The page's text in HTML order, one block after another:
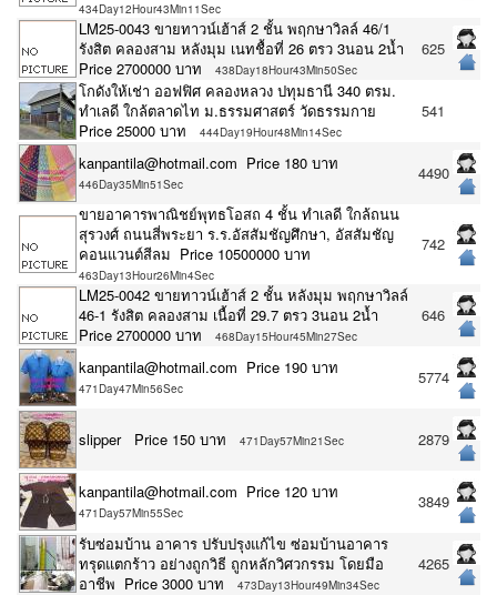
434Day12Hour43Min11Sec
LM25-0043 ขายทาวน์เฮ้าส์ 2 ชั้น พฤกษาวิลล์ 46/1
รังสิต คลองสาม หลังมุม เนทชื้อที่ 26 ตรว 3นอน 2น้ำ
Price 2700000 บาท
438Day18Hour43Min50Sec
625
โกดังให้เช่า ออฟฟิศ คลองหลวง ปทุมธานี 340 ตรม.
ทำเลดี ใกล้ตลาดไท ม.ธรรมศาสตร์ วัดธรรมกาย
Price 25000 บาท
444Day19Hour48Min14Sec
541
kanpantila@hotmail.com Price 180 บาท
446Day35Min51Sec
4490
ขายอาคารพาณิชย์พุทธโอสถ 4 ชั้น ทำเลดี ใกล้ถนน
สุรวงศ์ ถนนสี่พระยา ร.ร.อัสสัมชัญศึกษา, อัสสัมชัญ
คอนแวนต์สีลม Price 10500000 บาท
463Day13Hour26Min4Sec
742
LM25-0042 ขายทาวน์เฮ้าส์ 2 ชั้น หลังมุม พฤกษาวิลล์
46-1 รังสิต คลองสาม เนื้อที่ 29.7 ตรว 3นอน 2น้ำ
Price 2700000 บาท
468Day15Hour45Min27Sec
646
kanpantila@hotmail.com Price 190 บาท
471Day47Min56Sec
5774
slipper Price 150 บาท 471Day57Min21Sec 2879
kanpantila@hotmail.com Price 120 บาท
471Day57Min55Sec
3849
รับซ่อมบ้าน อาคาร ปรับปรุงแก้ไข ซ่อมบ้านอาคาร
ทรุดแตกร้าว อย่างถูกวิธี ถูกหลักวิศวกรรม โดยมือ
อาชีพ Price 3000 บาท
473Day13Hour49Min34Sec
4265